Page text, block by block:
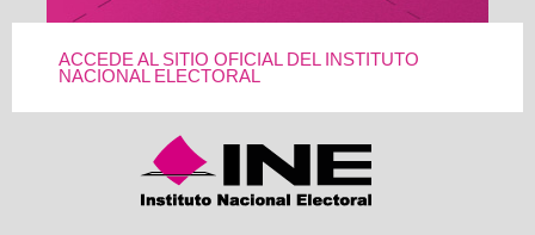
ACCEDE AL SITIO OFICIAL DEL INSTITUTO
NACIONAL ELECTORAL